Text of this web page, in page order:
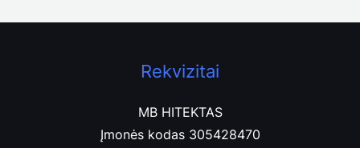
Rekvizitai
MB HITEKTAS
Įmonės kodas 305428470